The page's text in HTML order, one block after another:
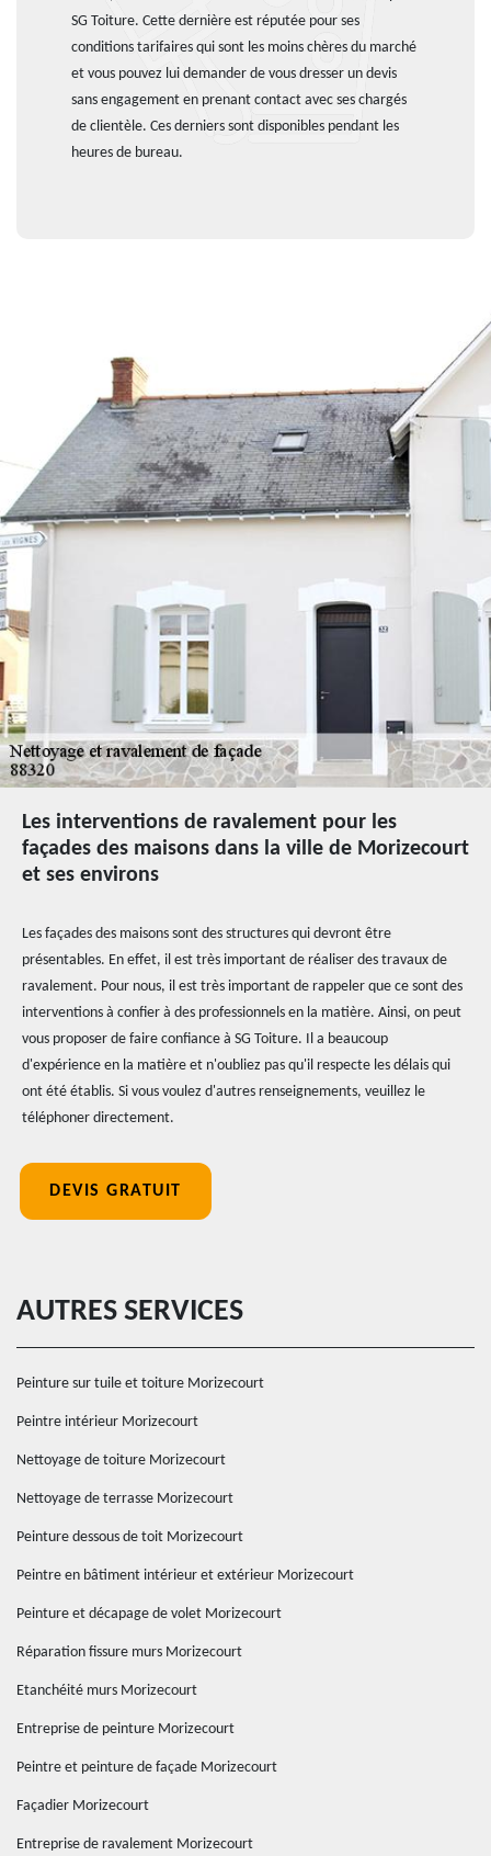
SG Toiture. Cette dernière est réputée pour ses
conditions tarifaires qui sont les moins chères du marché
et vous pouvez lui demander de vous dresser un devis
sans engagement en prenant contact avec ses chargés
de clientèle. Ces derniers sont disponibles pendant les
heures de bureau.
Les interventions de ravalement pour les
façades des maisons dans la ville de Morizecourt
et ses environs
Les façades des maisons sont des structures qui devront être
présentables. En effet, il est très important de réaliser des travaux de
ravalement. Pour nous, il est très important de rappeler que ce sont des
interventions à confier à des professionnels en la matière. Ainsi, on peut
vous proposer de faire confiance à SG Toiture. Il a beaucoup
d'expérience en la matière et n'oubliez pas qu'il respecte les délais qui
ont été établis. Si vous voulez d'autres renseignements, veuillez le
téléphoner directement.
DEVIS GRATUIT
AUTRES SERVICES
Peinture sur tuile et toiture Morizecourt
Peintre intérieur Morizecourt
Nettoyage de toiture Morizecourt
Nettoyage de terrasse Morizecourt
Peinture dessous de toit Morizecourt
Peintre en bâtiment intérieur et extérieur Morizecourt
Peinture et décapage de volet Morizecourt
Réparation fissure murs Morizecourt
Etanchéité murs Morizecourt
Entreprise de peinture Morizecourt
Peintre et peinture de façade Morizecourt
Façadier Morizecourt
Entreprise de ravalement Morizecourt